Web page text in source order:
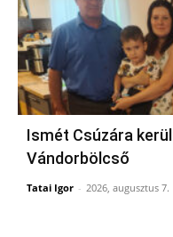
Ismét Csúzára
Vándorbölcső
Tatai Igor - 2026, augusztus 7.